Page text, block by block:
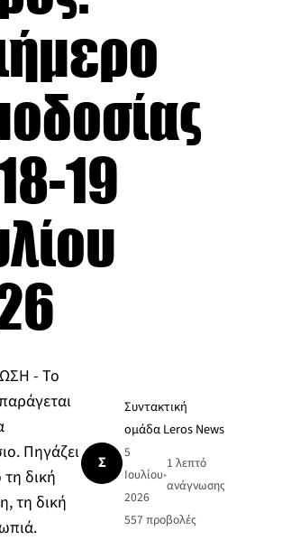
19
- Το
Πηγάζει
δική
τη δική
Σ
Συντακτική
ομάδα Leros News
5
Ιουλίου
2026
•
1 λεπτό
ανάγνωσης
557 προβολές